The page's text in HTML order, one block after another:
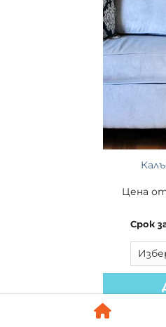
Цена
Срок